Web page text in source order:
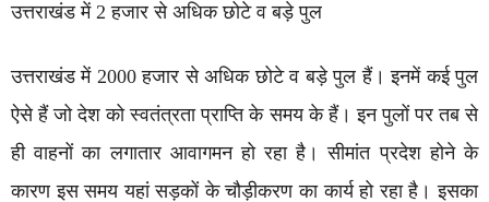
उत्तराखंड में 2 हजार से अधिक छोटे व बड़े पुल
उत्तराखंड में 2000 हजार से अधिक छोटे व बड़े पुल हैं। इनमें कई पुल
ऐसे हैं जो देश को स्वतंत्रता प्राप्ति के समय के हैं। इन पुलों पर तब से
ही वाहनों का लगातार आवागमन हो रहा है। सीमांत प्रदेश होने के
कारण इस समय यहां सड़कों के चौड़ीकरण का कार्य हो रहा है। इसका